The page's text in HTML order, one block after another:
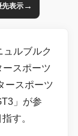
表示→
ルブルク
ースポーツ
ースポーツ
」が参
す。